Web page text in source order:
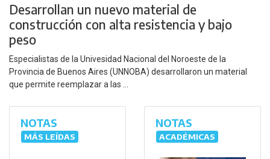
Desarrollan un nuevo material de
construcción con alta resistencia y bajo
peso
Especialistas de la Univesidad Nacional del Noroeste de la
Provincia de Buenos Aires (UNNOBA) desarrollaron un material
que permite reemplazar a las ...
NOTAS
MÁS LEÍDAS
NOTAS
ACADÉMICAS